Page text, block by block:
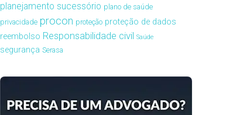
planejamento sucessório plano de saúde
privacidade procon proteção proteção de dados
reembolso Responsabilidade civil Saúde
segurança Serasa